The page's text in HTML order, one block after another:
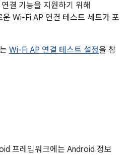
결 기능을 지원하기 위해
Wi-Fi AP 연결 테스트 세트가 포
Wi-Fi AP 연결 테스트 설정을 참
프레임워크에는 Android 정보